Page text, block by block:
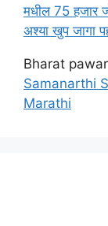
मधील 75 हजार
अश्या खुप जागा
Bharat pawar
Samanarthi
Marathi